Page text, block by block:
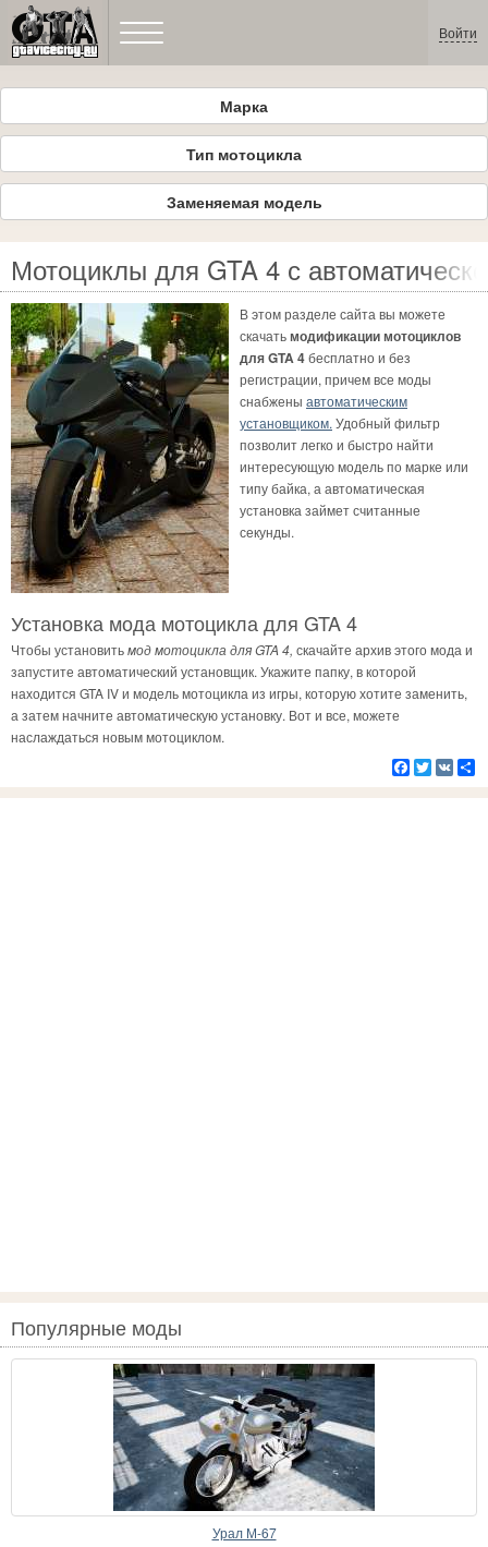
Войти
Марка
Тип мотоцикла
Заменяемая модель
Мотоциклы для GTA 4 с
В этом разделе сайта вы можете
скачатьмодификации мотоциклов
для GTA 4бесплатно и без
регистрации, причем все моды
снабжены автоматическим
установщиком. Удобный фильтр
позволит легко и быстро найти
интересующую модель по марке или
типу байка, а автоматическая
установка займет считанные
секунды.
Установка мода мотоцикла для GTA 4
Чтобы установитьмод мотоцикла для GTA 4, скачайте архив этого мода и
запустите автоматический установщик. Укажите папку, в которой
находится GTA IV и модель мотоцикла из игры, которую хотите заменить,
а затем начните автоматическую установку. Вот и все, можете
наслаждаться новым мотоциклом.
Facebook
Twitter
VK
Популярные моды
Урал М-67